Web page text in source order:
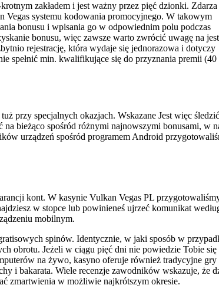
zakładem i jest ważny przez pięć dzionki. Zdarza
Vegas systemu kodowania promocyjnego. W takowym
bonusu i wpisania go w odpowiednim polu podczas
bonusu, więc zawsze warto zwrócić uwagę na
rejestrację, która wydaje się jednorazowa i dotyczy
spełnić min. kwalifikujące się do przyznania premii (40
przy specjalnych okazjach. Wskazane Jest więc śledzić
bieżąco spośród różnymi najnowszymi bonusami, w
urządzeń spośród programem Android
kont. W kasynie Vulkan Vegas PL
w stopce lub powinieneś ujrzeć komunikat
mobilnym.
spinów. Identycznie, w jaki sposób w
obrotu. Jeżeli w ciągu pięć dni nie powiedzie Tobie się
na żywo, kasyno oferuje również tradycyjne gry
i bakarata. Wiele recenzje zawodników wskazuje, że
zmartwienia w możliwie najkrótszym okresie.